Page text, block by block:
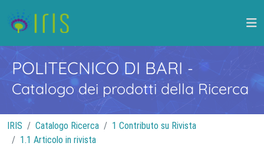
POLITECNICO DI BARI -
Catalogo dei prodotti della Ricerca
IRIS Catalogo Ricerca
1 Contributo su Rivista
1.1 Articolo in rivista